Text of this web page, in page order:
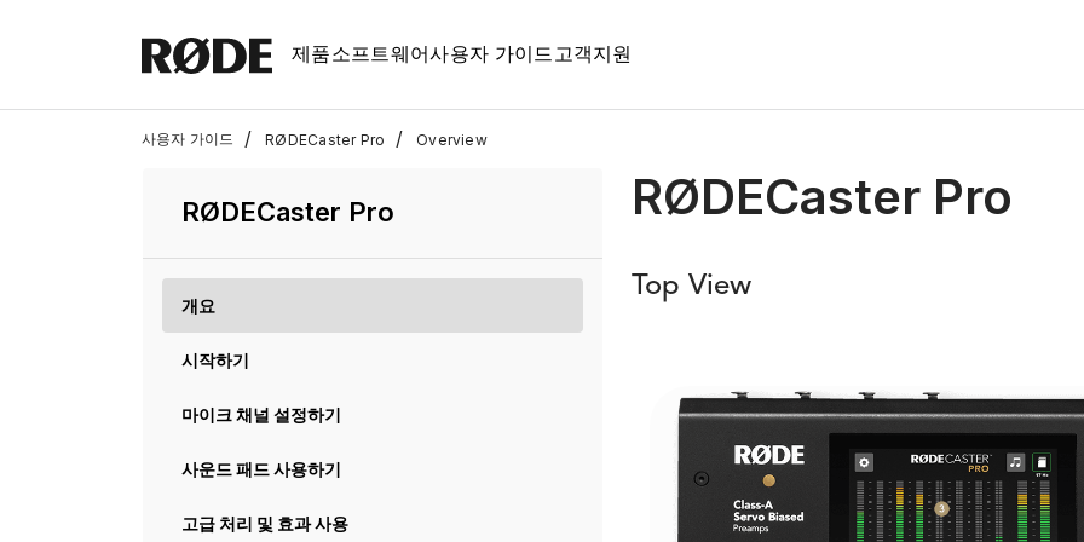
제품소프트웨어사용자 가이드고객지원
사용자 가이드 / RØDECaster Pro / Overview
RØDECaster Pro
개요
시작하기
마이크 채널 설정하기
사운드 패드 사용하기
고급 처리 및 효과 사용
RØDECaster Pro
Top View